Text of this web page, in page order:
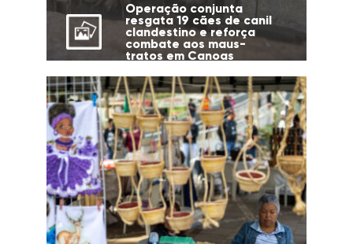
Operação conjunta
resgata 19 cães de canil
clandestino e reforça
combate aos maus-
tratos em Canoas